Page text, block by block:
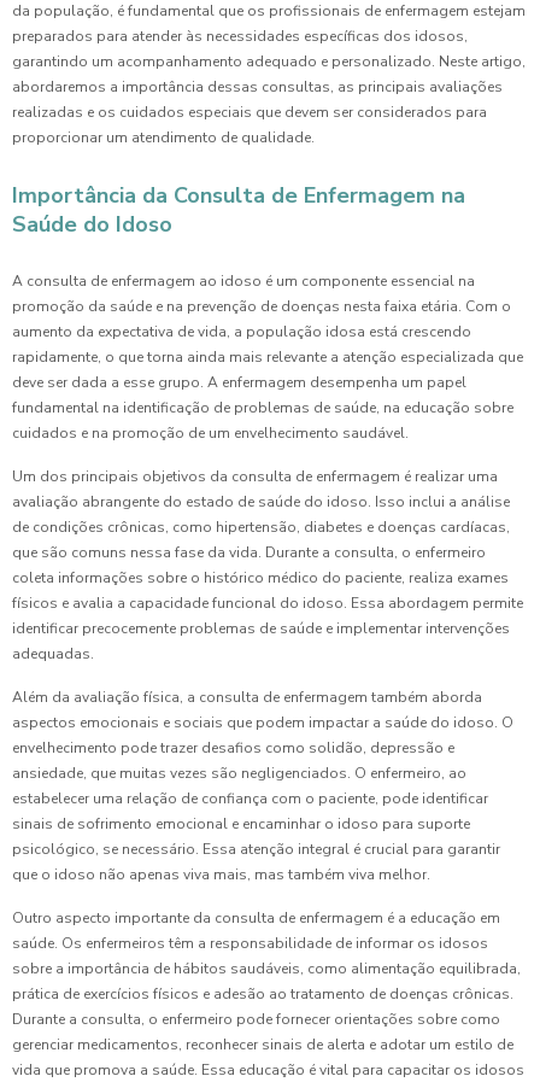
da população, é fundamental que os profissionais de enfermagem estejam
preparados para atender às necessidades específicas dos idosos,
garantindo um acompanhamento adequado e personalizado. Neste artigo,
abordaremos a importância dessas consultas, as principais avaliações
realizadas e os cuidados especiais que devem ser considerados para
proporcionar um atendimento de qualidade.
Importância da Consulta de Enfermagem na
Saúde do Idoso
A consulta de enfermagem ao idoso é um componente essencial na
promoção da saúde e na prevenção de doenças nesta faixa etária. Com o
aumento da expectativa de vida, a população idosa está crescendo
rapidamente, o que torna ainda mais relevante a atenção especializada que
deve ser dada a esse grupo. A enfermagem desempenha um papel
fundamental na identificação de problemas de saúde, na educação sobre
cuidados e na promoção de um envelhecimento saudável.
Um dos principais objetivos da consulta de enfermagem é realizar uma
avaliação abrangente do estado de saúde do idoso. Isso inclui a análise
de condições crônicas, como hipertensão, diabetes e doenças cardíacas,
que são comuns nessa fase da vida. Durante a consulta, o enfermeiro
coleta informações sobre o histórico médico do paciente, realiza exames
físicos e avalia a capacidade funcional do idoso. Essa abordagem permite
identificar precocemente problemas de saúde e implementar intervenções
adequadas.
Além da avaliação física, a consulta de enfermagem também aborda
aspectos emocionais e sociais que podem impactar a saúde do idoso. O
envelhecimento pode trazer desafios como solidão, depressão e
ansiedade, que muitas vezes são negligenciados. O enfermeiro, ao
estabelecer uma relação de confiança com o paciente, pode identificar
sinais de sofrimento emocional e encaminhar o idoso para suporte
psicológico, se necessário. Essa atenção integral é crucial para garantir
que o idoso não apenas viva mais, mas também viva melhor.
Outro aspecto importante da consulta de enfermagem é a educação em
saúde. Os enfermeiros têm a responsabilidade de informar os idosos
sobre a importância de hábitos saudáveis, como alimentação equilibrada,
prática de exercícios físicos e adesão ao tratamento de doenças crônicas.
Durante a consulta, o enfermeiro pode fornecer orientações sobre como
gerenciar medicamentos, reconhecer sinais de alerta e adotar um estilo de
vida que promova a saúde. Essa educação é vital para capacitar os idosos